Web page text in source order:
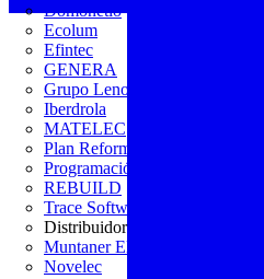
Domonetio
Ecolum
Efintec
GENERA
Grupo Lenor
Iberdrola
MATELEC
Plan Reforma
Programación Integral
REBUILD
Trace Software
Distribuidor
Muntaner Electro
Novelec